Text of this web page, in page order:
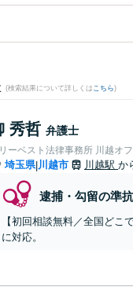
(検索結果について詳しくは こちら)
秀哲 弁護士
ーベスト法律事務所 川越オ
埼玉県|川越市 川越駅 か
逮捕・勾留の準
【初回相談無料／全国ど
に対応。